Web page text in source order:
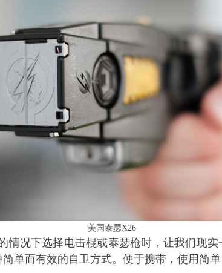
美国泰瑟X26
情况下选择电击棍或泰瑟枪时，让我们现实
单而有效的自卫方式。便于携带，使用简单